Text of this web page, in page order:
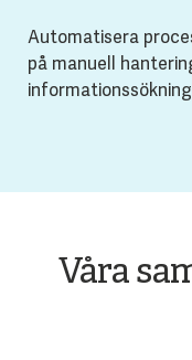
Automatisera
på manuell
Våra